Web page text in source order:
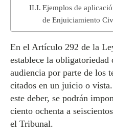
Ejemplos de
de Enjuiciamiento
En el Artículo 292 de la
establece la obligatoriedad
audiencia por parte de los
citados en un juicio o
este deber, se podrán
ciento ochenta a
el Tribunal.